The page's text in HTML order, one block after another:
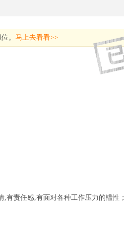
。 马上去看看>>
有责任感,有面对各种工作压力的韫性；